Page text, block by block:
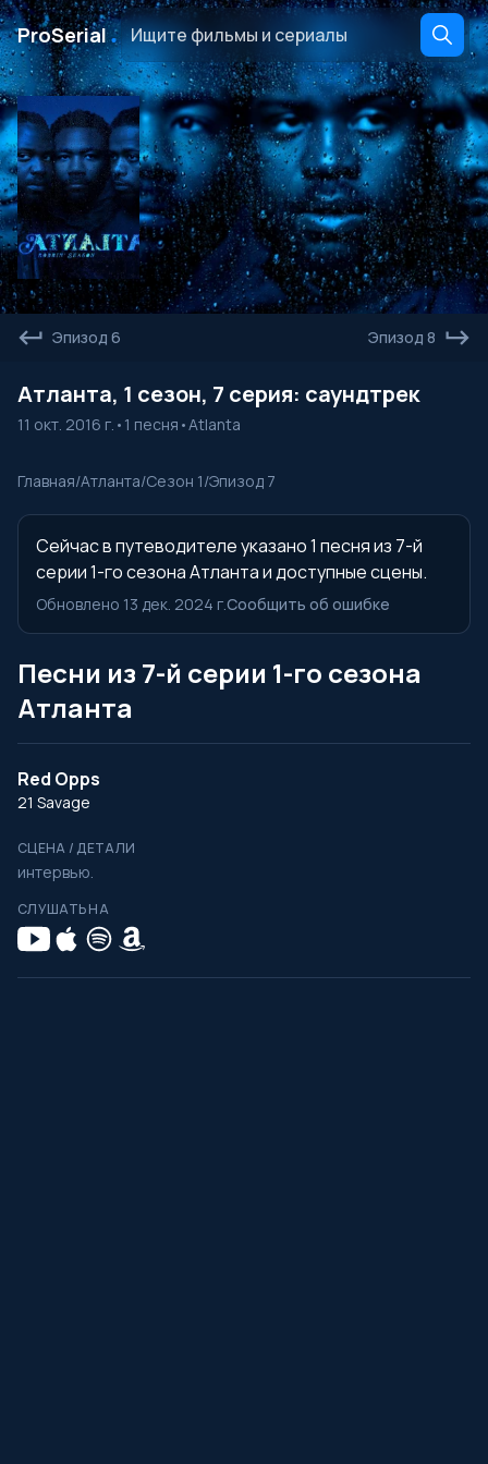
ProSerial․
Эпизод 6 Эпизод 8
Атланта, 1 сезон, 7 серия: саундтрек
11 окт. 2016 г. • 1 песня •Atlanta
Главная/Атланта/Сезон 1/Эпизод 7
Сейчас в путеводителе указано 1 песня из 7-й
серии 1-го сезона Атланта и доступные сцены.
Обновлено 13 дек. 2024 г.Сообщить об ошибке
Песни из 7-й серии 1-го сезона
Атланта
Red Opps
21 Savage
СЦЕНА / ДЕТАЛИ
интервью.
СЛУШАТЬ НА